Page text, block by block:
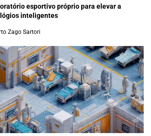
esportivo próprio para elevar a
inteligentes
Zago Sartori